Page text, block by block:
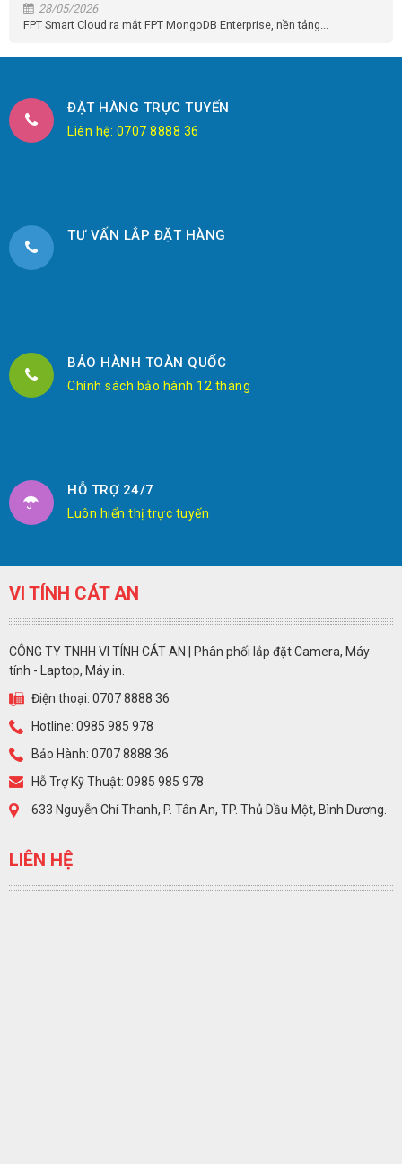
28/05/2026
FPT Smart Cloud ra mắt FPT MongoDB Enterprise, nền tảng...
ĐẶT HÀNG TRỰC TUYẾN
Liên hệ: 0707 8888 36
TƯ VẤN LẮP ĐẶT HÀNG
BẢO HÀNH TOÀN QUỐC
Chính sách bảo hành 12 tháng
HỖ TRỢ 24/7
Luôn hiển thị trực tuyến
VI TÍNH CÁT AN
CÔNG TY TNHH VI TÍNH CÁT AN | Phân phối lắp đặt Camera, Máy
tính - Laptop, Máy in.
Điện thoại: 0707 8888 36
Hotline: 0985 985 978
Bảo Hành: 0707 8888 36
Hỗ Trợ Kỹ Thuật: 0985 985 978
633 Nguyễn Chí Thanh, P. Tân An, TP. Thủ Dầu Một, Bình Dương.
LIÊN HỆ